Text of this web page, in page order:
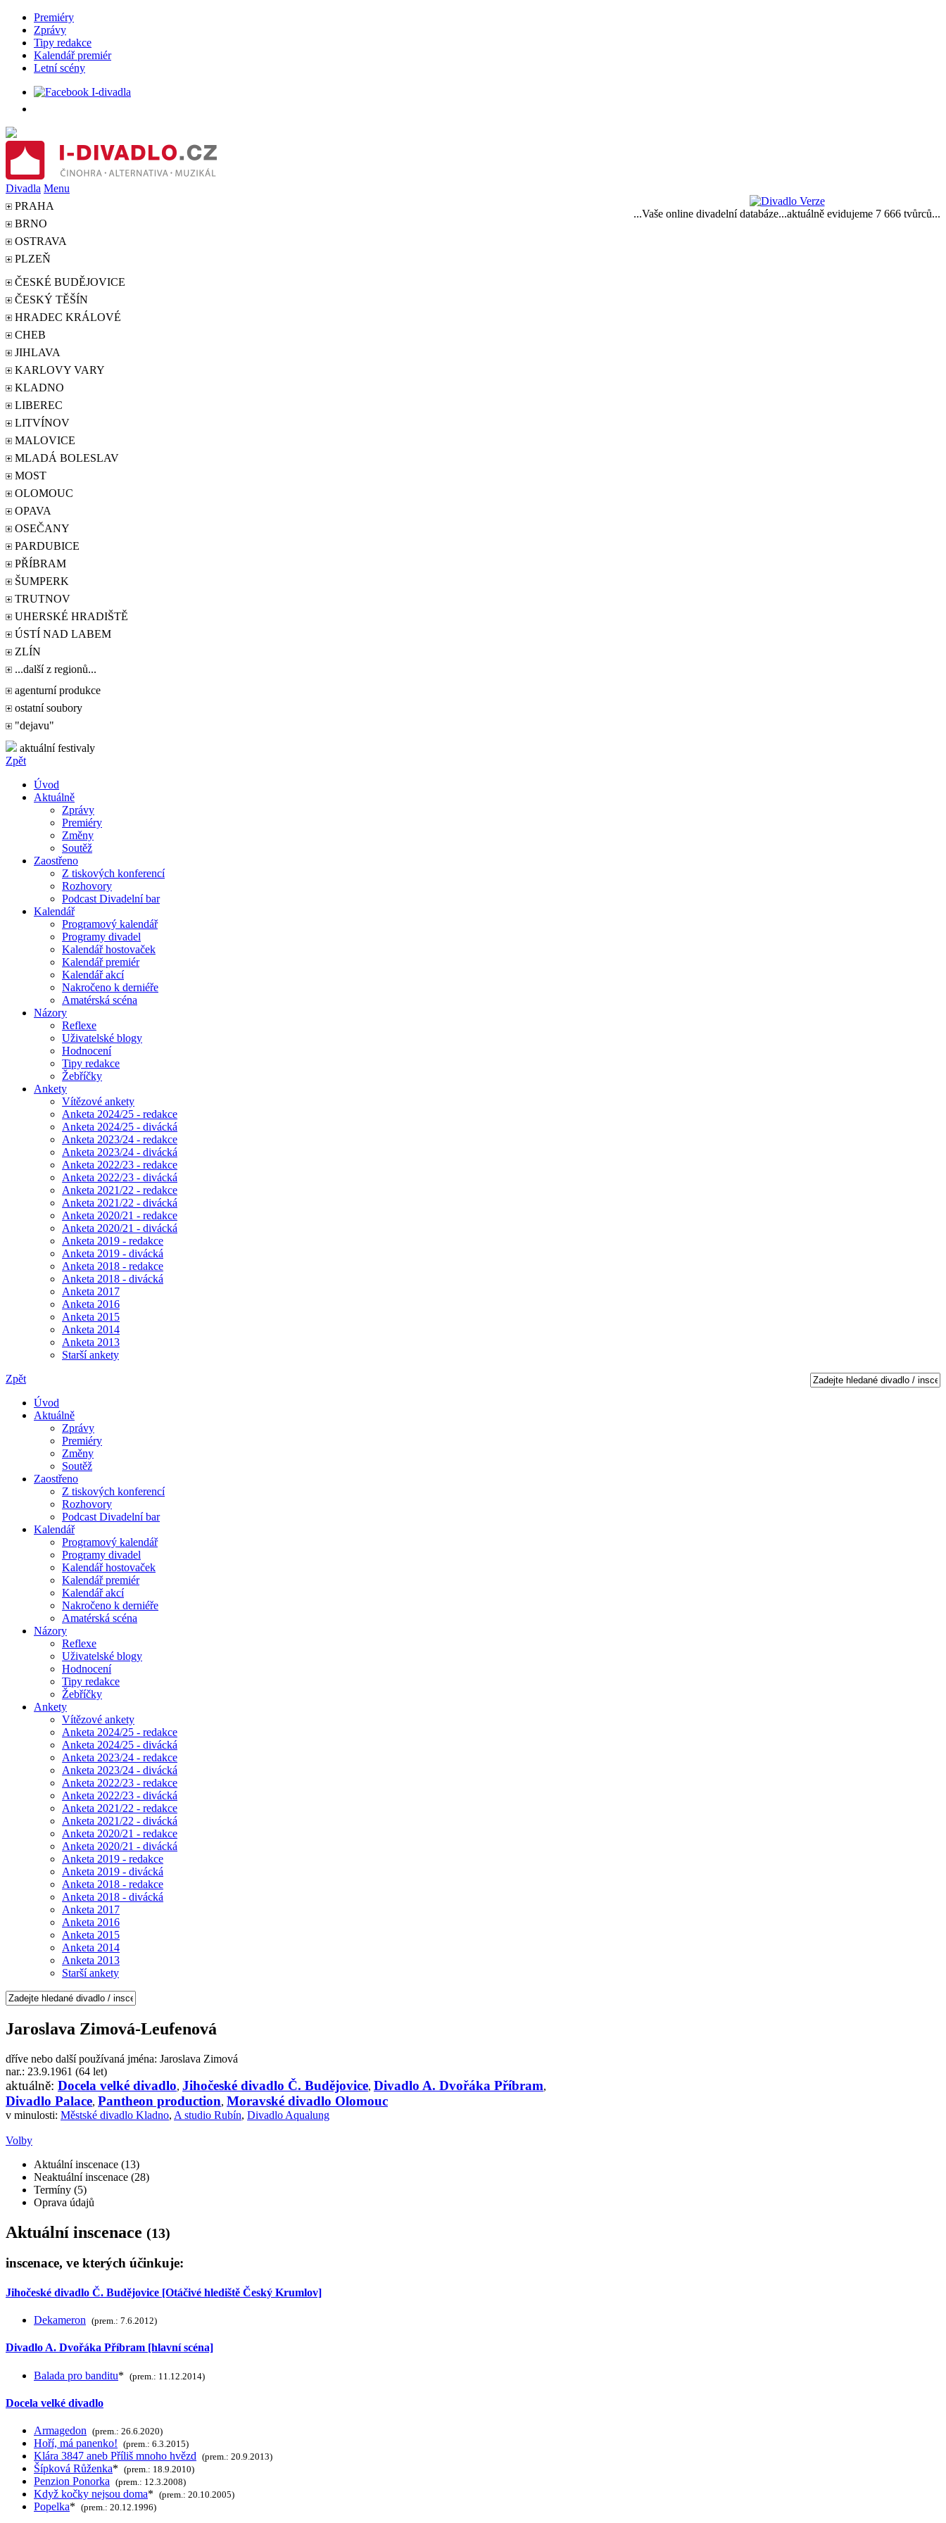
Premiéry
Zprávy
Tipy redakce
Kalendář premiér
Letní scény
Divadla Menu
...Vaše online divadelní databáze...aktuálně evidujeme 7 666 tvůrců...
PRAHA
BRNO
OSTRAVA
PLZEŇ
ČESKÉ BUDĚJOVICE
ČESKÝ TĚŠÍN
HRADEC KRÁLOVÉ
CHEB
JIHLAVA
KARLOVY VARY
KLADNO
LIBEREC
LITVÍNOV
MALOVICE
MLADÁ BOLESLAV
MOST
OLOMOUC
OPAVA
OSEČANY
PARDUBICE
PŘÍBRAM
ŠUMPERK
TRUTNOV
UHERSKÉ HRADIŠTĚ
ÚSTÍ NAD LABEM
ZLÍN
...další z regionů...
agenturní produkce
ostatní soubory
"dejavu"
aktuální festivaly
Zpět
Úvod
Aktuálně
Zprávy
Premiéry
Změny
Soutěž
Zaostřeno
Z tiskových konferencí
Rozhovory
Podcast Divadelní bar
Kalendář
Programový kalendář
Programy divadel
Kalendář hostovaček
Kalendář premiér
Kalendář akcí
Nakročeno k derniéře
Amatérská scéna
Názory
Reflexe
Uživatelské blogy
Hodnocení
Tipy redakce
Žebříčky
Ankety
Vítězové ankety
Anketa 2024/25 - redakce
Anketa 2024/25 - divácká
Anketa 2023/24 - redakce
Anketa 2023/24 - divácká
Anketa 2022/23 - redakce
Anketa 2022/23 - divácká
Anketa 2021/22 - redakce
Anketa 2021/22 - divácká
Anketa 2020/21 - redakce
Anketa 2020/21 - divácká
Anketa 2019 - redakce
Anketa 2019 - divácká
Anketa 2018 - redakce
Anketa 2018 - divácká
Anketa 2017
Anketa 2016
Anketa 2015
Anketa 2014
Anketa 2013
Starší ankety
Zpět
Úvod
Aktuálně
Zprávy
Premiéry
Změny
Soutěž
Zaostřeno
Z tiskových konferencí
Rozhovory
Podcast Divadelní bar
Kalendář
Programový kalendář
Programy divadel
Kalendář hostovaček
Kalendář premiér
Kalendář akcí
Nakročeno k derniéře
Amatérská scéna
Názory
Reflexe
Uživatelské blogy
Hodnocení
Tipy redakce
Žebříčky
Ankety
Vítězové ankety
Anketa 2024/25 - redakce
Anketa 2024/25 - divácká
Anketa 2023/24 - redakce
Anketa 2023/24 - divácká
Anketa 2022/23 - redakce
Anketa 2022/23 - divácká
Anketa 2021/22 - redakce
Anketa 2021/22 - divácká
Anketa 2020/21 - redakce
Anketa 2020/21 - divácká
Anketa 2019 - redakce
Anketa 2019 - divácká
Anketa 2018 - redakce
Anketa 2018 - divácká
Anketa 2017
Anketa 2016
Anketa 2015
Anketa 2014
Anketa 2013
Starší ankety
Jaroslava Zimová-Leufenová
dříve nebo další používaná jména: Jaroslava Zimová
nar.: 23.9.1961 (64 let)
aktuálně: Docela velké divadlo, Jihočeské divadlo Č. Budějovice, Divadlo A. Dvořáka Příbram,
Divadlo Palace, Pantheon production, Moravské divadlo Olomouc
v minulosti: Městské divadlo Kladno, A studio Rubín, Divadlo Aqualung
Volby
Aktuální inscenace (13)
Neaktuální inscenace (28)
Termíny (5)
Oprava údajů
Aktuální inscenace (13)
inscenace, ve kterých účinkuje:
Jihočeské divadlo Č. Budějovice [Otáčivé hlediště Český Krumlov]
Dekameron (prem.: 7.6.2012)
Divadlo A. Dvořáka Příbram [hlavní scéna]
Balada pro banditu* (prem.: 11.12.2014)
Docela velké divadlo
Armagedon (prem.: 26.6.2020)
Hoří, má panenko! (prem.: 6.3.2015)
Klára 3847 aneb Příliš mnoho hvězd (prem.: 20.9.2013)
Šípková Růženka* (prem.: 18.9.2010)
Penzion Ponorka (prem.: 12.3.2008)
Když kočky nejsou doma* (prem.: 20.10.2005)
Popelka* (prem.: 20.12.1996)